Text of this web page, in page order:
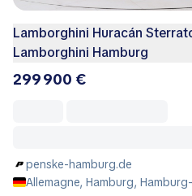
Lamborghini Huracán
Lamborghini Hamburg
299 900 €
penske-hamburg.de
Allemagne, Hamburg,